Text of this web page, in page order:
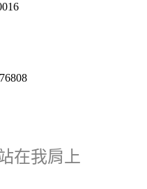
在我肩上